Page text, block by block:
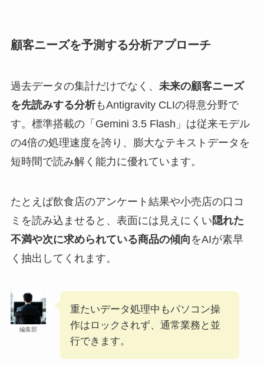
顧客ニーズを予測する分析アプローチ
過去データの集計だけでなく、 未来の顧客ニーズ
を先読みする分析もAntigravity CLIの得意分野で
す。標準搭載の「Gemini 3.5 Flash」は従来モデル
の4倍の処理速度を誇り、膨大なテキストデータを
短時間で読み解く能力に優れています。
たとえば飲食店のアンケート結果や小売店の口コ
ミを読み込ませると、表面には見えにくい隠れた
不満や次に求められている商品の傾向 をAIが素早
く抽出してくれます。
編集部
重たいデータ処理中もパソコン操
作はロックされず、通常業務と並
行できます。